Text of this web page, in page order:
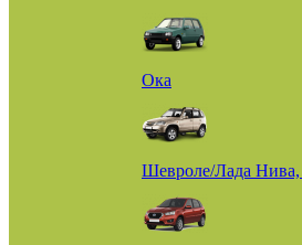
Ока
Шевроле/Лада Нива,